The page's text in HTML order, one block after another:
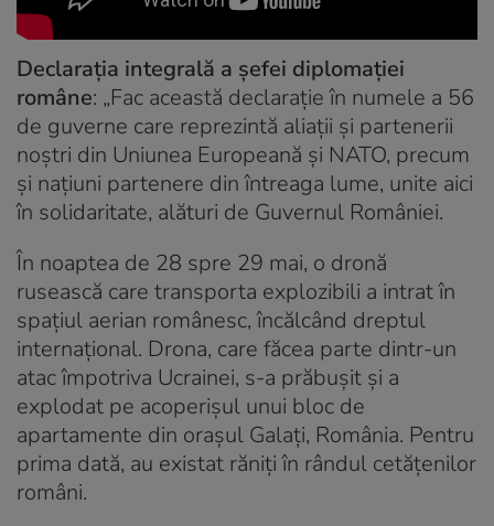
Declarația integrală a șefei diplomației
române: „Fac această declarație în numele a 56
de guverne care reprezintă aliații și partenerii
noștri din Uniunea Europeană și NATO, precum
și națiuni partenere din întreaga lume, unite aici
în solidaritate, alături de Guvernul României.
În noaptea de 28 spre 29 mai, o dronă
rusească care transporta explozibili a intrat în
spațiul aerian românesc, încălcând dreptul
internațional. Drona, care făcea parte dintr-un
atac împotriva Ucrainei, s-a prăbușit și a
explodat pe acoperișul unui bloc de
apartamente din orașul Galați, România. Pentru
prima dată, au existat răniți în rândul cetățenilor
români.